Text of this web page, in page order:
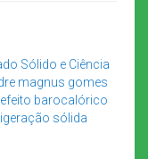
Sólido e Ciência
magnus gomes
efeito barocalórico
sólida